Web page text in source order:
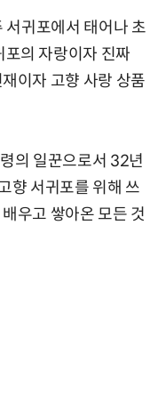
서귀포에서 태어나 초
의 자랑이자 진짜
이자 고향 사랑 상품
의 일꾼으로서 32년
향 서귀포를 위해 쓰
우고 쌓아온 모든 것